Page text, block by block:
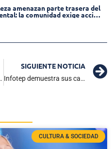
amenazan parte trasera del
la comunidad exige acción
Mundial de Moto 3
SIGUIENTE NOTICIA
Infotep demuestra sus capacidades en Investigación Educativa en Simposio realizado en la Unimagdalena
CULTURA & SOCIEDAD